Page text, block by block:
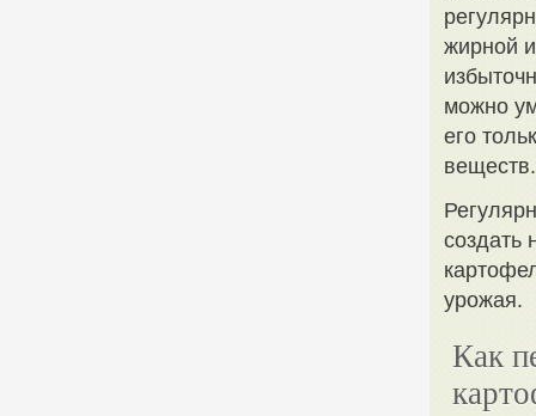
жирной
можно
его
веществ.
создать
урожая.
Как